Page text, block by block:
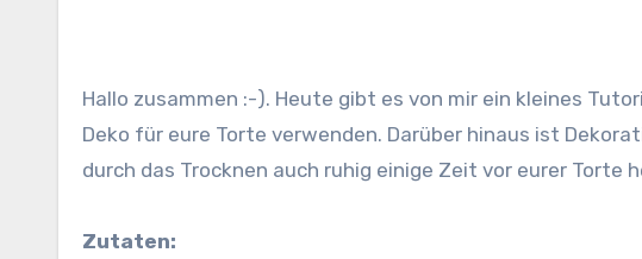
Hallo zusammen :-). Heute gibt es von mir ein kleines Tutorial für eine Drachenfigur. Figuren könnt ihr super als
Deko für eure Torte verwenden. Darüber hinaus ist
durch das Trocknen auch ruhig einige Zeit vor eurer Torte
Zutaten: